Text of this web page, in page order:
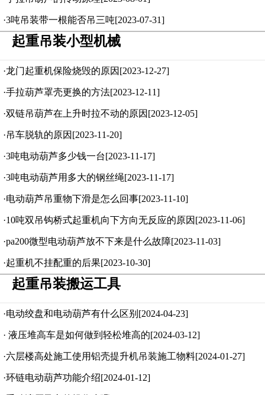
·3吨吊装带一根能否吊三吨[2023-07-31]
起重吊装小型机械
·龙门起重机保险烧毁的原因[2023-12-27]
·手拉葫芦罩壳更换的方法[2023-12-11]
·双链吊葫芦在上升时拉不动的原因[2023-12-05]
·吊车脱轨的原因[2023-11-20]
·3吨电动葫芦多少钱一台[2023-11-17]
·3吨电动葫芦用多大的钢丝绳[2023-11-17]
·电动葫芦吊重物下滑是怎么回事[2023-11-10]
·10吨双吊钩桥式起重机向下方向无反应的原因[2023-11-06]
·pa200微型电动葫芦放不下来是什么故障[2023-11-03]
·起重机不挂配重的后果[2023-10-30]
起重吊装搬运工具
·电动绞盘和电动葫芦有什么区别[2024-04-23]
· 液压堆高车是如何做到轻松堆高的[2024-03-12]
·六层楼高处施工使用铝壳提升机吊装施工物料[2024-01-27]
·环链电动葫芦功能介绍[2024-01-12]